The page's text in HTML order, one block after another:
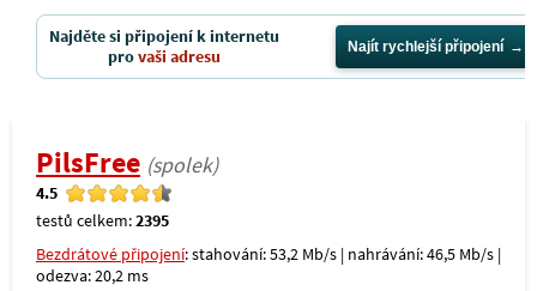
Najděte si připojení k internetu
provaši adresu Najít rychlejší připojení
PilsFree (spolek)
4.5
testů celkem:2395
Bezdrátové připojení: stahování: 53,2 Mb/s | nahrávání: 46,5 Mb/s |
odezva: 20,2 ms